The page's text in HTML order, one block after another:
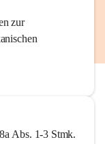
zur
Abs. 1-3 Stmk.